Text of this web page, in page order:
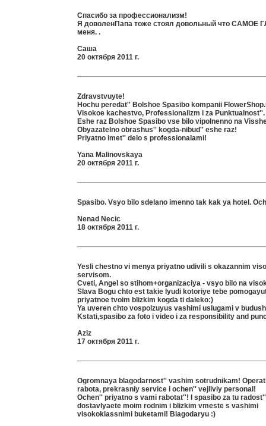
Спасибо за профессионализм!
Я доволенПапа тоже стоял довольный что САМОЕ
меня. .
Саша
20 октября 2011 г.
Zdravstvuyte!
Hochu peredat'' Bolshoe Spasibo kompanii
Visokoe kachestvo, Professionalizm i za Punktualnost''.
Eshe raz Bolshoe Spasibo vse bilo vipolnenno na
Obyazatelno obrashus'' kogda-nibud'' eshe raz!
Priyatno imet'' delo s professionalami!
Yana Malinovskaya
20 октября 2011 г.
Spasibo. Vsyo bilo sdelano imenno tak kak ya hotel.
Nenad Necic
18 октября 2011 г.
Yesli chestno vi menya priyatno udivili s okazannim
servisom.
Cveti, Angel so stihom+organizaciya - vsyo bilo na
Slava Bogu chto est takie lyudi kotoriye tebe
priyatnoe tvoim blizkim kogda ti daleko:)
Ya uveren chto vospolzuyus vashimi uslugami v
Kstati,spasibo za foto i video i za responsibility and
Aziz
17 октября 2011 г.
Ogromnaya blagodarnost'' vashim sotrudnikam!
rabota, prekrasniy service i ochen'' vejliviy personal!
Ochen'' priyatno s vami rabotat''! I spasibo za tu
dostavlyaete moim rodnim i blizkim vmeste s vashimi
visokoklassnimi buketami! Blagodaryu :)